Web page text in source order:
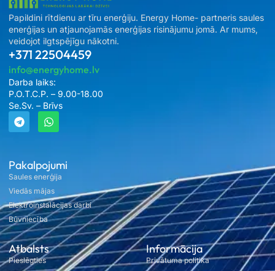
Pakalpojumi
Saules enerģija
Viedās mājas
Elektroinstalācijas darbi
Būvniecība
Atbalsts
Pieslēgties
Informācija
Privātuma politika
Papildini rītdienu ar tīru enerģiju. Energy Home- partneris saules
enerģijas un atjaunojamās enerģijas risinājumu jomā. Ar mums,
veidojot ilgtspējīgu nākotni.
+371 22504459
info@energyhome.lv
Darba laiks:
P.O.T.C.P. – 9.00-18.00
Se.Sv. – Brīvs